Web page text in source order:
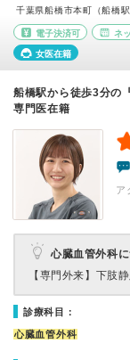
千葉県船橋市本町（船橋
電子決済可 ネ
女医在籍
船橋駅から徒歩3分の
専門医在籍
ア
心臓血管外科
【専門外来】 下肢
診療科目：
心臓血管外科